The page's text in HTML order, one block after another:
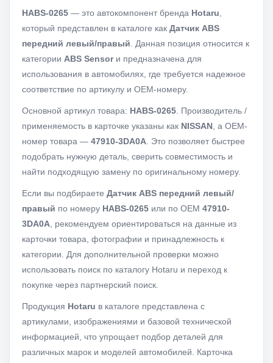
HABS-0265 — это автокомпонент бренда Hotaru
который представлен в каталоге как Датчик ABS
передний левый/правый . Данная позиция относится к
категории ABS Sensorи предназначена для
использования в автомобилях, где требуется надежное
соответствие по артикулу и OEM-номеру.
Основной артикул товара: HABS-0265 . Производитель /
применяемость в карточке указаны как NISSAN , а OEM-
номер товара — 47910-3DA0A . Это позволяет быстрее
подобрать нужную деталь, сверить совместимость и
найти подходящую замену по оригинальному номеру.
Если вы подбираете Датчик ABS передний левый/
правый по номеру HABS-0265 или по OEM 47910-
3DA0A , рекомендуем ориентироваться на данные из
карточки товара, фотографии и принадлежность к
категории. Для дополнительной проверки можно
использовать поиск по каталогу Hotaru и переход к
покупке через партнерский поиск.
Продукция Hotaru в каталоге представлена с
артикулами, изображениями и базовой технической
информацией, что упрощает подбор деталей для
различных марок и моделей автомобилей. Карточка